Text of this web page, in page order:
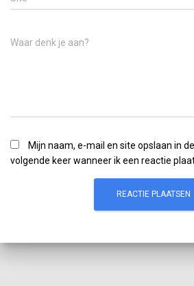
Waar denk je aan?
Mijn naam, e-mail en site opslaan in
volgende keer wanneer ik een reactie